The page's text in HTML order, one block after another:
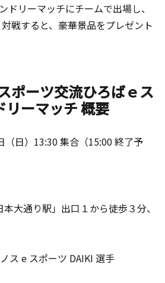
ドリーマッチにチームで出場し、
戦すると、豪華景品をプレゼント
ポーツ交流ひろばｅス
リーマッチ 概要
（日）13:30 集合（15:00 終了予
大通り駅」出口１から徒歩３分、
ス e スポーツ DAIKI 選手